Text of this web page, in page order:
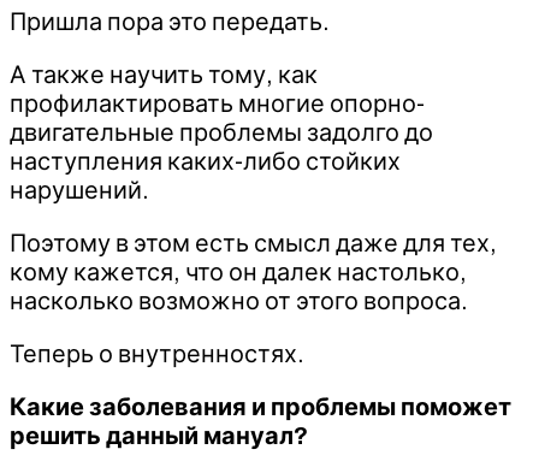
Пришла пора это передать.
А также научить тому, как
профилактировать многие опорно-
двигательные проблемы задолго до
наступления каких-либо стойких
нарушений.
Поэтому в этом есть смысл даже для тех,
кому кажется, что он далек настолько,
насколько возможно от этого вопроса.
Теперь о внутренностях.
Какие заболевания и проблемы поможет
решить данный мануал?